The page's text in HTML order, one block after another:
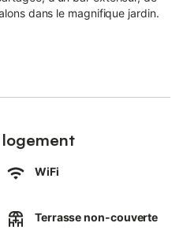
dans le magnifique jardin.
salon/coin nuit avec un lit
avec des services de
une machine à laver
également disponibles.
WiFi
Terrasse non-couverte